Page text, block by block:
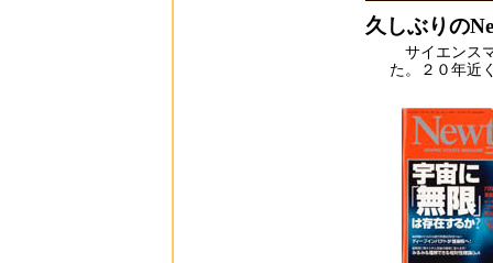
久しぶりの
サイエンス
た。２０年近